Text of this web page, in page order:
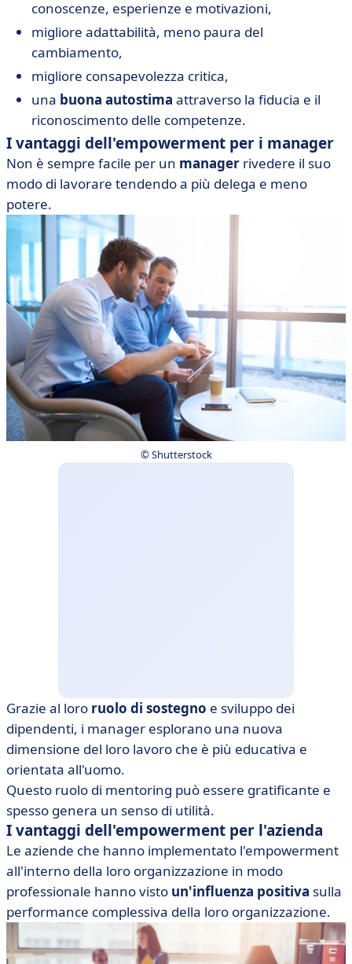
conoscenze, esperienze e motivazioni,
migliore adattabilità, meno paura del
cambiamento,
migliore consapevolezza critica,
una buona autostima attraverso la fiducia e il
riconoscimento delle competenze.
I vantaggi dell'empowerment per i manager
Non è sempre facile per un manager rivedere il suo
modo di lavorare tendendo a più delega e meno
potere.
©️ Shutterstock
Grazie al loro ruolo di sostegno e sviluppo dei
dipendenti, i manager esplorano una nuova
dimensione del loro lavoro che è più educativa e
orientata all'uomo.
Questo ruolo di mentoring può essere gratificante e
spesso genera un senso di utilità.
I vantaggi dell'empowerment per l'azienda
Le aziende che hanno implementato l'empowerment
all'interno della loro organizzazione in modo
professionale hanno visto un'influenza positiva sulla
performance complessiva della loro organizzazione.